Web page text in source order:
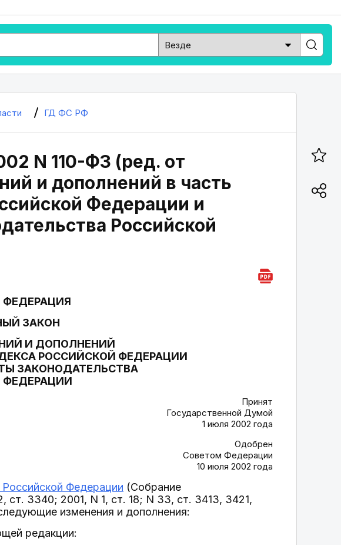
ГД ФС РФ
N 110-ФЗ (ред. от
и дополнений в часть
Федерации и
Российской
ЗАКОН
И ДОПОЛНЕНИЙ
РОССИЙСКОЙ ФЕДЕРАЦИИ
ЗАКОНОДАТЕЛЬСТВА
Принят
Государственной Думой
1 июля 2002 года
Одобрен
Советом Федерации
10 июля 2002 года
Российской Федерации (Собрание
3340; 2001, N 1, ст. 18; N 33, ст. 3413, 3421,
изменения и дополнения:
редакции: